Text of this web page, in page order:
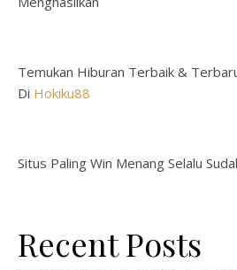
Temukan Hiburan Terbaik &
Di Hokiku88
Situs Paling Win Menang Selalu
Recent Posts